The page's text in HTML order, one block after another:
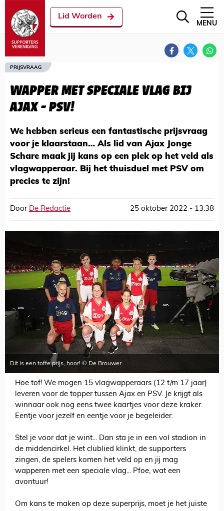
Lid Worden
MENU
PRIJSVRAAG
WAPPER MET SPECIALE VLAG BIJ
AJAX - PSV!
We hebben serieus een fantastische prijsvraag
voor je klaarstaan… Als lid van Ajax Jonge
Schare maak jij kans op een plek op het veld als
vlagwapperaar. Bij het thuisduel met PSV om
precies te zijn!
Door De Redactie 25 oktober 2022 - 13:38
Dit is een toffe prijs, hoor! © De Brouwer
Hoe tof! We mogen 15 vlagwapperaars (12 t/m 17 jaar)
leveren voor de topper tussen Ajax en PSV. Je krijgt als
winnaar ook nog eens twee kaartjes voor deze kraker.
Eentje voor jezelf en eentje voor je begeleider.
Stel je voor dat je wint... Dan sta je in een vol stadion in
de middencirkel. Het clublied klinkt, de supporters
zingen, de spelers komen het veld op en jij mag
wapperen met een speciale vlag... Pfoe, wat een
avontuur!
Om kans te maken op deze superprijs, moet je het juiste